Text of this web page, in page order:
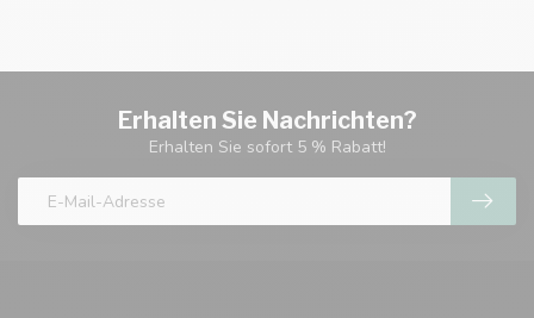
Erhalten Sie Nachrichten?
Erhalten Sie sofort 5 % Rabatt!